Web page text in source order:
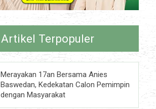
Artikel Terpopuler
Merayakan 17an Bersama Anies
Baswedan, Kedekatan Calon Pemimpin
dengan Masyarakat